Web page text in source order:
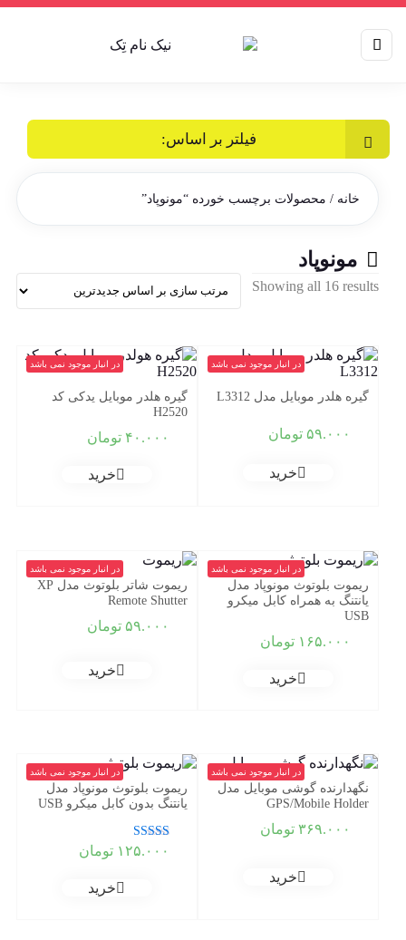
فیلتر بر اساس:
خانه/ محصولات برچسب خورده “مونوپاد”
مونوپاد
Showing all 16 results
Sorted
در انبار موجود نمی باشد
گیره هلدر موبایل مدل L3312
۵۹.۰۰۰ تومان
خرید
در انبار موجود نمی باشد
گیره هلدر موبایل یدکی کد
H2520
۴۰.۰۰۰ تومان
خرید
در انبار موجود نمی باشد
ریموت بلوتوث مونوپاد مدل
یانتنگ به همراه کابل میکرو
USB
۱۶۵.۰۰۰ تومان
خرید
در انبار موجود نمی باشد
ریموت شاتر بلوتوث مدل XP
Remote Shutter
۵۹.۰۰۰ تومان
خرید
در انبار موجود نمی باشد
نگهدارنده گوشی موبایل مدل
GPS/Mobile Holder
۳۶۹.۰۰۰ تومان
خرید
در انبار موجود نمی باشد
ریموت بلوتوث مونوپاد مدل
یانتنگ بدون کابل میکرو USB
نمره
۱۲۵.۰۰۰ تومان
خرید